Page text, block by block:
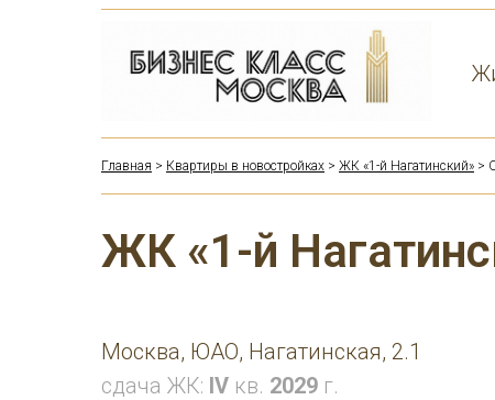
Главная > Квартиры в новостройках > ЖК «1-й Нагатинский» >
ЖК «1-й
Москва, ЮАО, Нагатинская, 2.1
сдача ЖК: IV кв. 2029 г.